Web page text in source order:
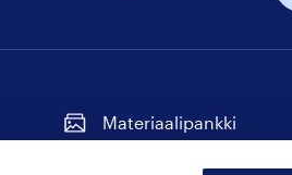
Materiaalipankki